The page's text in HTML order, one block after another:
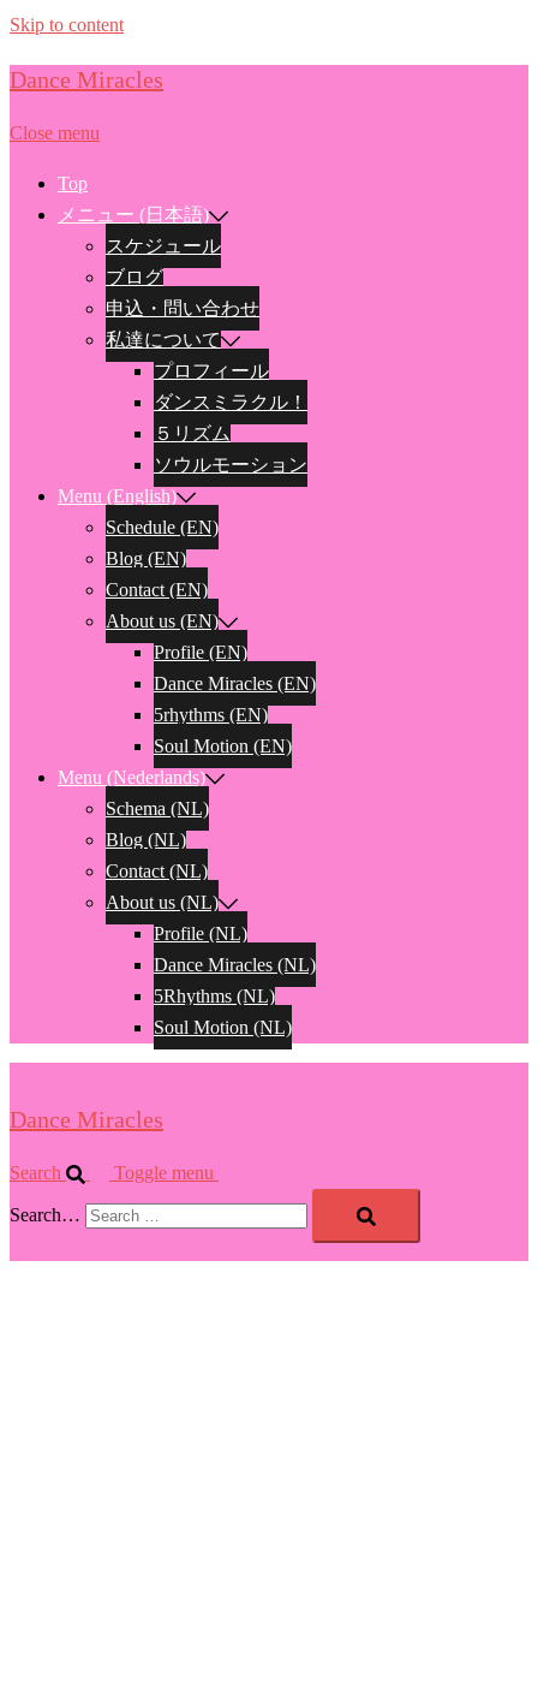
Skip to content
Dance Miracles
Close menu
Top
メニュー (日本語)
スケジュール
ブログ
申込・問い合わせ
私達について
プロフィール
ダンスミラクル！
５リズム
ソウルモーション
Menu (English)
Schedule (EN)
Blog (EN)
Contact (EN)
About us (EN)
Profile (EN)
Dance Miracles (EN)
5rhythms (EN)
Soul Motion (EN)
Menu (Nederlands)
Schema (NL)
Blog (NL)
Contact (NL)
About us (NL)
Profile (NL)
Dance Miracles (NL)
5Rhythms (NL)
Soul Motion (NL)
Dance Miracles
Search Toggle menu
Search…